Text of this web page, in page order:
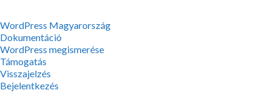
WordPress,
a
csodás
WordPress Magyarország
Dokumentáció
WordPress megismerése
Támogatás
Visszajelzés
Bejelentkezés